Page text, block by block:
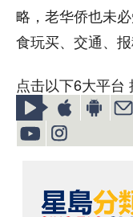
略，老华侨也未
食玩买、交通、
点击以下6大平台